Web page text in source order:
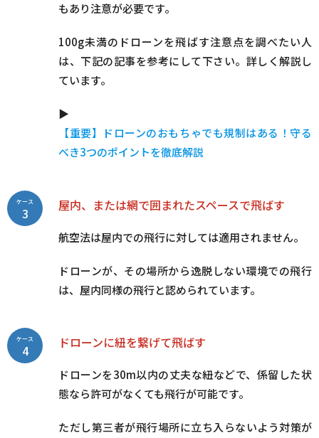
もあり注意が必要です。
100g未満のドローンを飛ばす注意点を調べたい人
は、下記の記事を参考にして下さい。詳しく解説し
ています。
▶
【重要】ドローンのおもちゃでも規制はある！守る
べき3つのポイントを徹底解説
屋内、または網で囲まれたスペースで飛ばす
航空法は屋内での飛行に対しては適用されません。
ドローンが、その場所から逸脱しない環境での飛行
は、屋内同様の飛行と認められています。
ケース
3
ドローンに紐を繋げて飛ばす
ドローンを30m以内の丈夫な紐などで、係留した状
態なら許可がなくても飛行が可能です。
ただし第三者が飛行場所に立ち入らないよう対策が
ケース
4